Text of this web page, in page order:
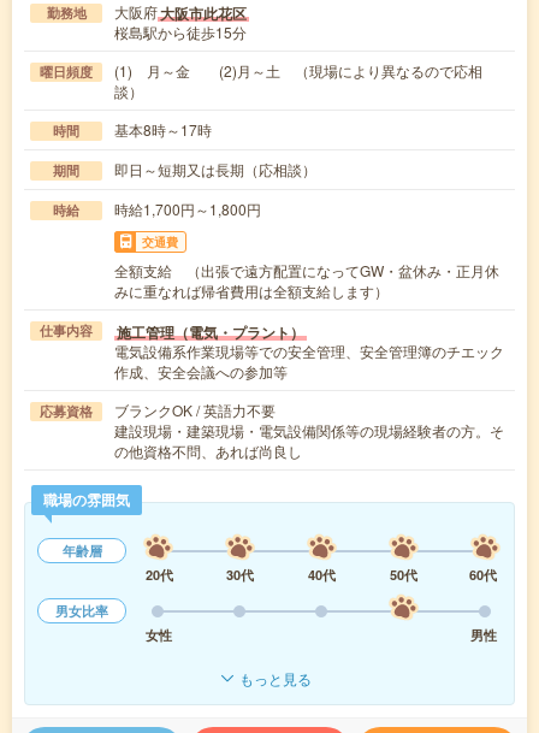
勤務地 大阪府大阪市此花区
桜島駅から徒歩15分
曜日頻度
(1) 月～金 (2)月～土 （現場により異なるので応相
談）
時間 基本8時～17時
期間 即日～短期又は長期（応相談）
時給 時給1,700円～1,800円
交通費
全額支給 （出張で遠方配置になってGW・盆休み・正月休
みに重なれば帰省費用は全額支給します）
仕事内容 施工管理（電気・プラント）
電気設備系作業現場等での安全管理、安全管理簿のチエック
作成、安全会議への参加等
応募資格
ブランクOK / 英語力不要
建設現場・建築現場・電気設備関係等の現場経験者の方。そ
の他資格不問、あれば尚良し
職場の雰囲気
年齢層
20代
30代 40代 50代
60代
男女比率
女性
男性
もっと見る